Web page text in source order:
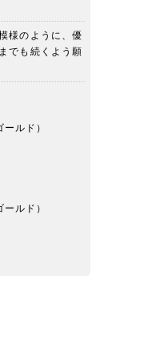
様のように、優
でも続くよう願
ルド）
ルド）